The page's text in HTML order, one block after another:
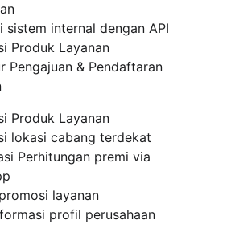
sistem internal dengan API
Produk Layanan
Pengajuan & Pendaftaran
Produk Layanan
lokasi cabang terdekat
Perhitungan premi via
layanan
profil perusahaan